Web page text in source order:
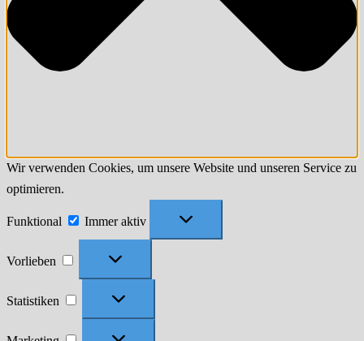
Wir verwenden Cookies, um unsere Website und unseren Service zu
optimieren.
Funktional
Immer aktiv
Vorlieben
Statistiken